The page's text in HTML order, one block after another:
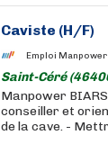
Caviste (H/F)
Emploi Manpower
Saint-Céré
Manpower
conseiller et
de la cave. -